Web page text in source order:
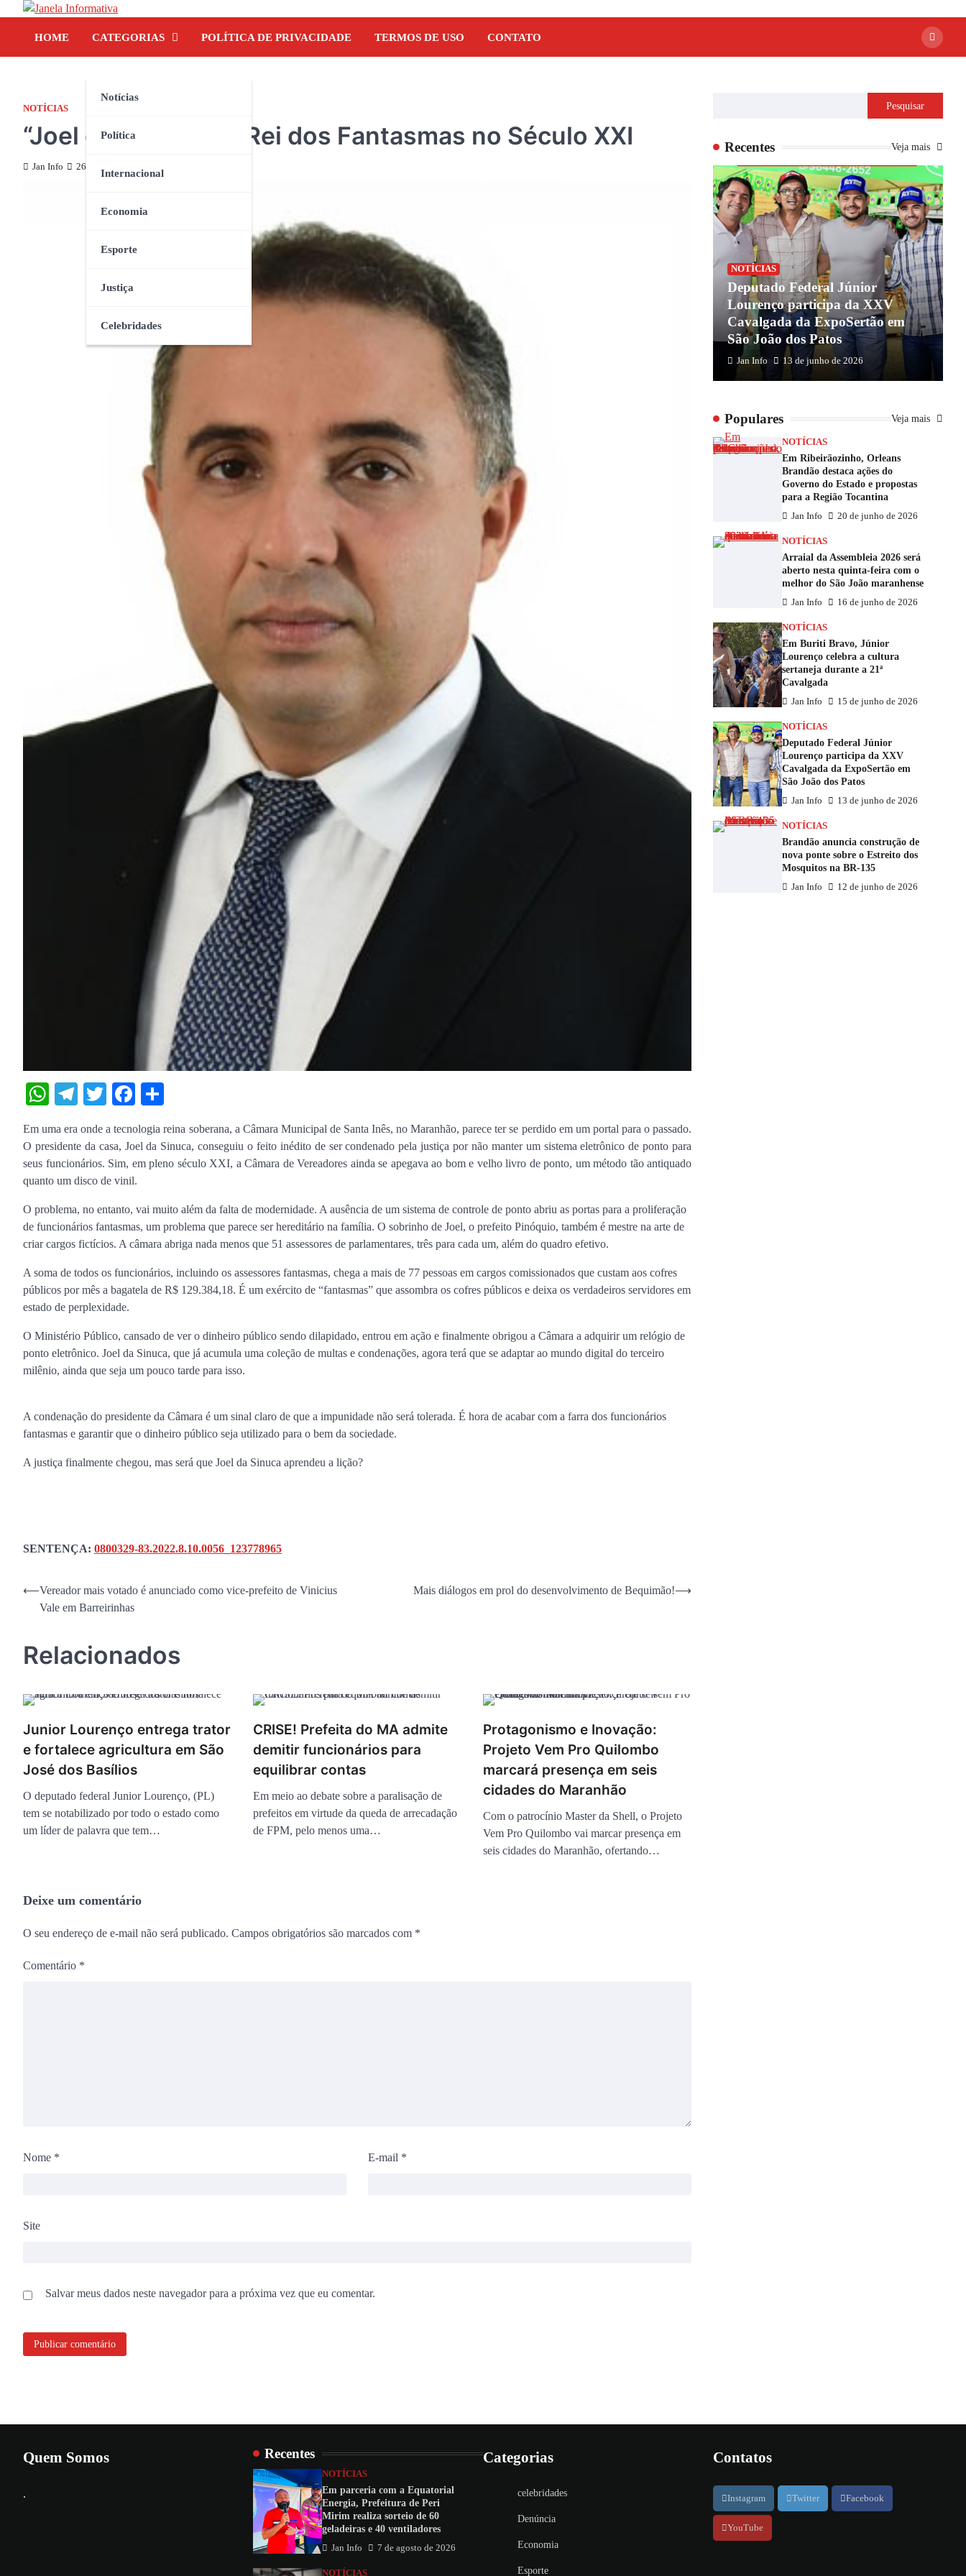
HOME CATEGORIAS
Notícias
Política
Internacional
Economia
Esporte
Justiça
Celebridades
POLÍTICA DE PRIVACIDADE TERMOS DE USO CONTATO
NOTÍCIAS
“Joel da Sinuca”: O Rei dos Fantasmas no Século XXI
Jan Info 26 de julho de 2024
WhatsApp
Telegram
TwitterFacebook
Em uma era onde a tecnologia reina soberana, a Câmara Municipal de Santa Inês, no Maranhão, parece ter se perdido em um portal para o passado.
O presidente da casa, Joel da Sinuca, conseguiu o feito inédito de ser condenado pela justiça por não manter um sistema eletrônico de ponto para
seus funcionários. Sim, em pleno século XXI, a Câmara de Vereadores ainda se apegava ao bom e velho livro de ponto, um método tão antiquado
quanto um disco de vinil.
O problema, no entanto, vai muito além da falta de modernidade. A ausência de um sistema de controle de ponto abriu as portas para a proliferação
de funcionários fantasmas, um problema que parece ser hereditário na família. O sobrinho de Joel, o prefeito Pinóquio, também é mestre na arte de
criar cargos fictícios. A câmara abriga nada menos que 51 assessores de parlamentares, três para cada um, além do quadro efetivo.
A soma de todos os funcionários, incluindo os assessores fantasmas, chega a mais de 77 pessoas em cargos comissionados que custam aos cofres
públicos por mês a bagatela de R$ 129.384,18. É um exército de “fantasmas” que assombra os cofres públicos e deixa os verdadeiros servidores em
estado de perplexidade.
O Ministério Público, cansado de ver o dinheiro público sendo dilapidado, entrou em ação e finalmente obrigou a Câmara a adquirir um relógio de
ponto eletrônico. Joel da Sinuca, que já acumula uma coleção de multas e condenações, agora terá que se adaptar ao mundo digital do terceiro
milênio, ainda que seja um pouco tarde para isso.
A condenação do presidente da Câmara é um sinal claro de que a impunidade não será tolerada. É hora de acabar com a farra dos funcionários
fantasmas e garantir que o dinheiro público seja utilizado para o bem da sociedade.
A justiça finalmente chegou, mas será que Joel da Sinuca aprendeu a lição?
SENTENÇA: 0800329-83.2022.8.10.0056_123778965
Navegação
⟵Vereador mais votado é anunciado como vice-prefeito de Vinicius
Vale em Barreirinhas
Mais diálogos em prol do desenvolvimento de Bequimão!⟶
Relacionados
Junior Lourenço entrega trator
e fortalece agricultura em São
José dos Basílios
O deputado federal Junior Lourenço, (PL)
tem se notabilizado por todo o estado como
um líder de palavra que tem…
CRISE! Prefeita do MA admite
demitir funcionários para
equilibrar contas
Em meio ao debate sobre a paralisação de
prefeitos em virtude da queda de arrecadação
de FPM, pelo menos uma…
Protagonismo e Inovação:
Projeto Vem Pro Quilombo
marcará presença em seis
cidades do Maranhão
Com o patrocínio Master da Shell, o Projeto
Vem Pro Quilombo vai marcar presença em
seis cidades do Maranhão, ofertando…
Deixe um comentário
O seu endereço de e-mail não será publicado. Campos obrigatórios são marcados com *
Comentário *
Nome * E-mail *
Site
Salvar meus dados neste navegador para a próxima vez que eu comentar.
Pesquisar
Recentes Veja mais
Estado
Jan Info
NOTÍCIAS
Deputado Federal Júnior
Lourenço participa da XXV
Cavalgada da ExpoSertão em
São João dos Patos
Jan Info 13 de junho de 2026
Populares Veja mais
NOTÍCIAS
Em Ribeirãozinho, Orleans
Brandão destaca ações do
Governo do Estado e propostas
para a Região Tocantina
Jan Info 20 de junho de 2026
NOTÍCIAS
Arraial da Assembleia 2026 será
aberto nesta quinta-feira com o
melhor do São João maranhense
Jan Info 16 de junho de 2026
NOTÍCIAS
Em Buriti Bravo, Júnior
Lourenço celebra a cultura
sertaneja durante a 21ª
Cavalgada
Jan Info 15 de junho de 2026
NOTÍCIAS
Deputado Federal Júnior
Lourenço participa da XXV
Cavalgada da ExpoSertão em
São João dos Patos
Jan Info 13 de junho de 2026
NOTÍCIAS
Brandão anuncia construção de
nova ponte sobre o Estreito dos
Mosquitos na BR-135
Jan Info 12 de junho de 2026
Quem Somos
.
Recentes
NOTÍCIAS
Em parceria com a Equatorial
Energia, Prefeitura de Peri
Mirim realiza sorteio de 60
geladeiras e 40 ventiladores
Jan Info 7 de agosto de 2026
NOTÍCIAS
Categorias
celebridades
Denúncia
Economia
Esporte
Contatos
Instagram Twitter Facebook
YouTube